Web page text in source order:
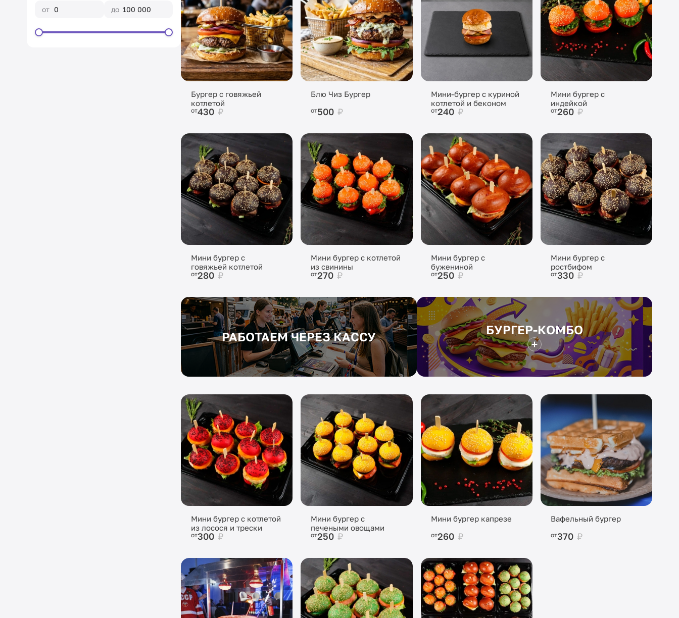
от до
Бургер с говяжьей
котлетой
от430 ₽
Блю Чиз Бургер
от500 ₽
Мини-бургер с куриной
котлетой и беконом
от240 ₽
Мини бургер с
индейкой
от260 ₽
Мини бургер с
говяжьей котлетой
от280 ₽
РАБОТАЕМ ЧЕРЕЗ КАССУ БУРГЕР-КОМБО
Мини бургер с котлетой
из свинины
от270 ₽
Мини бургер с
бужениной
от250 ₽
Мини бургер с
ростбифом
от330 ₽
Мини бургер с котлетой
из лосося и трески
от300 ₽
Мини бургер с
печеными овощами
от250 ₽
Мини бургер капрезе
от260 ₽
Вафельный бургер
от370 ₽